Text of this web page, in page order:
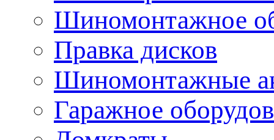
Шиномонтажное
Правка дисков
Шиномонтажные
Гаражное